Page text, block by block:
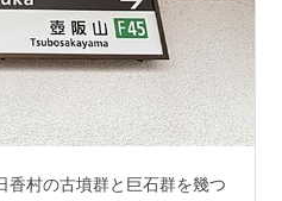
村の古墳群と巨石群を幾つ